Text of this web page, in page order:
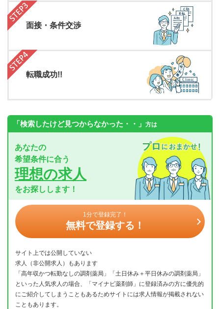
面接・条件交渉
転職成功!!
「検索したけど見つからなかった・・」 方は
あなたの
希望条件に合う
理想の求人
をお探しします！
1分で登録完了！
無料で登録する！
サイト上では公開していない
求人（非公開求人）もあります
「高年収かつ転勤なしの調剤薬局」「土日休み＋平日休みの調剤薬局」
といった人気求人の場合、「マイナビ薬剤師」に登録済みの方に優先的
にご紹介してしまうこともあるためサイトには求人情報が掲載されない
こともあります。